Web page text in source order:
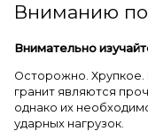
Вниманию
Внимательно
Осторожно. Хрупкое.
гранит являются
однако их
ударных нагрузок.